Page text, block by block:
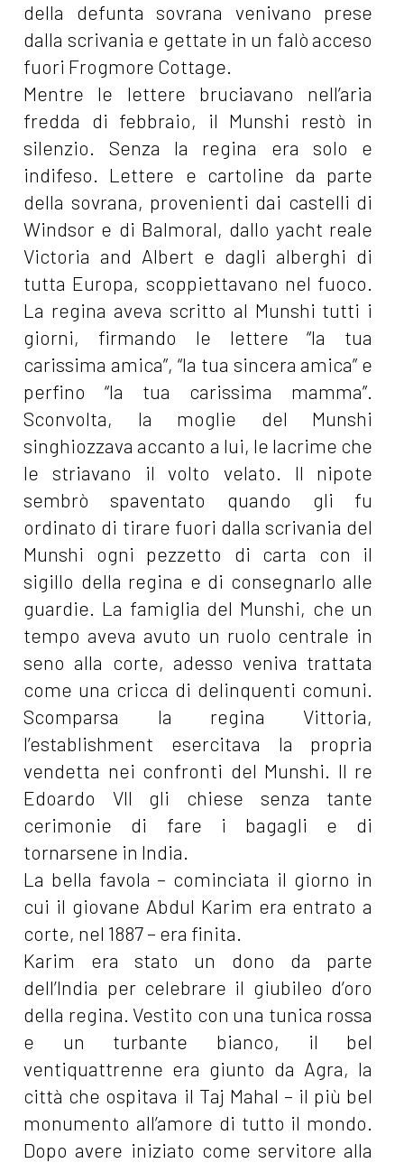
della defunta sovrana venivano prese
dalla scrivania e gettate in un falò acceso
fuori Frogmore Cottage.
Mentre le lettere bruciavano nell’aria
fredda di febbraio, il Munshi restò in
silenzio. Senza la regina era solo e
indifeso. Lettere e cartoline da parte
della sovrana, provenienti dai castelli di
Windsor e di Balmoral, dallo yacht reale
Victoria and Albert e dagli alberghi di
tutta Europa, scoppiettavano nel fuoco.
La regina aveva scritto al Munshi tutti i
giorni, firmando le lettere “la tua
carissima amica”, “la tua sincera amica” e
perfino “la tua carissima mamma”.
Sconvolta, la moglie del Munshi
singhiozzava accanto a lui, le lacrime che
le striavano il volto velato. Il nipote
sembrò spaventato quando gli fu
ordinato di tirare fuori dalla scrivania del
Munshi ogni pezzetto di carta con il
sigillo della regina e di consegnarlo alle
guardie. La famiglia del Munshi, che un
tempo aveva avuto un ruolo centrale in
seno alla corte, adesso veniva trattata
come una cricca di delinquenti comuni.
Scomparsa la regina Vittoria,
l’establishment esercitava la propria
vendetta nei confronti del Munshi. Il re
Edoardo VII gli chiese senza tante
cerimonie di fare i bagagli e di
tornarsene in India.
La bella favola – cominciata il giorno in
cui il giovane Abdul Karim era entrato a
corte, nel 1887 – era finita.
Karim era stato un dono da parte
dell’India per celebrare il giubileo d’oro
della regina. Vestito con una tunica rossa
e un turbante bianco, il bel
ventiquattrenne era giunto da Agra, la
città che ospitava il Taj Mahal – il più bel
monumento all’amore di tutto il mondo.
Dopo avere iniziato come servitore alla